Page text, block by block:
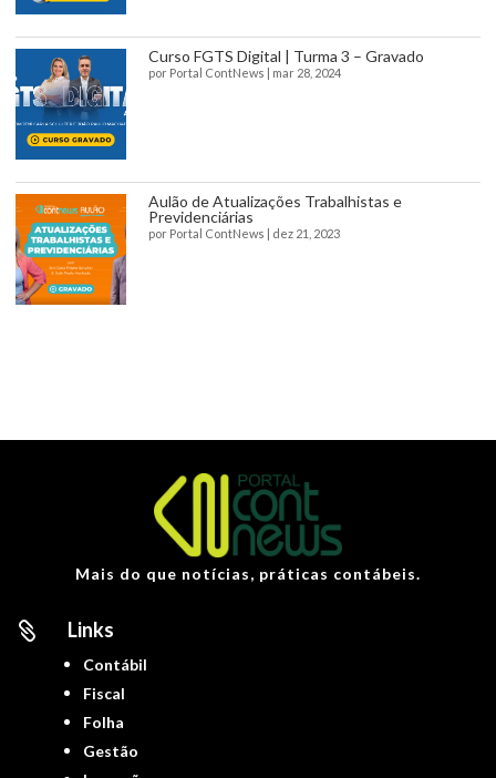
Curso FGTS Digital | Turma 3 – Gravado
por Portal ContNews | mar 28, 2024
Aulão de Atualizações Trabalhistas e
Previdenciárias
por Portal ContNews | dez 21, 2023
Mais do que notícias, práticas contábeis.
 Links
Contábil
Fiscal
Folha
Gestão